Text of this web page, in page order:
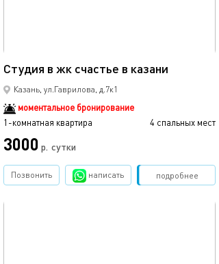
Студия в жк счастье в казани
Казань, ул.Гаврилова, д.7к1
моментальное бронирование
1-комнатная квартира
4 спальных мест
3000 р. сутки
подробнее
Позвонить написать Забронировать